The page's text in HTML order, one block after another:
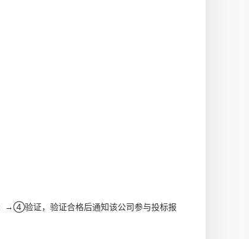
→④验证，验证合格后通知该公司参与投标报